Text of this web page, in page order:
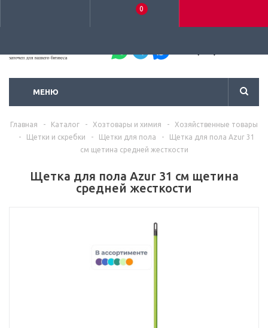
0
МЕНЮ
Главная - Каталог - Хозтовары и химия -
Хозяйственные товары
-
Щетки и скребки - Щетки для пола -
Щетка для пола Azur 31
см щетина средней жесткости
Щетка для пола Azur 31 см щетина
средней жесткости